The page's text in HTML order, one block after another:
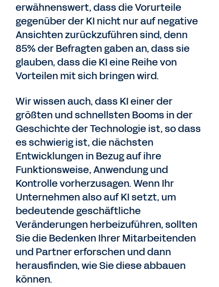
erwähnenswert, dass die Vorurteile
gegenüber der KI nicht nur auf negative
Ansichten zurückzuführen sind, denn
85% der Befragten gaben an, dass sie
glauben, dass die KI eine Reihe von
Vorteilen mit sich bringen wird.
Wir wissen auch, dass KI einer der
größten und schnellsten Booms in der
Geschichte der Technologie ist, so dass
es schwierig ist, die nächsten
Entwicklungen in Bezug auf ihre
Funktionsweise, Anwendung und
Kontrolle vorherzusagen. Wenn Ihr
Unternehmen also auf KI setzt, um
bedeutende geschäftliche
Veränderungen herbeizuführen, sollten
Sie die Bedenken Ihrer Mitarbeitenden
und Partner erforschen und dann
herausfinden, wie Sie diese abbauen
können.